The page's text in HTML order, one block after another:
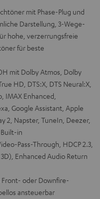
mit Phase-Plug und
Darstellung, 3-Wege-
hohe, verzerrungsfreie
für beste
mit Dolby Atmos, Dolby
HD, DTS:X, DTS Neural:X,
IMAX Enhanced,
Google Assistant, Apple
2, Napster, TuneIn, Deezer,
in
Pass-Through, HDCP 2.3,
Enhanced Audio Return
Front- oder Downfire-
ansteuerbar